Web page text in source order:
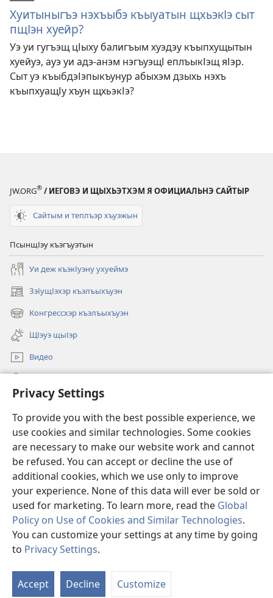
Privacy Settings
To provide you with the best possible experience, we
use cookies and similar technologies. Some cookies
are necessary to make our website work and cannot
be refused. You can accept or decline the use of
additional cookies, which we use only to improve
your experience. None of this data will ever be sold or
used for marketing. To learn more, read the Global
Policy on Use of Cookies and Similar Technologies.
You can customize your settings at any time by going
to Privacy Settings.
Accept Decline Customize
Хуитыныгъэ нэхъыбэ къыуатын щхьэкІэ сыт
пщІэн хуейр?
Уэ уи гугъэщ цІыху балигъым хуэдэу къыпхущытын
хуейуэ, ауэ уи адэ-анэм нэгъуэщІ еплъыкІэщ яІэр.
Сыт уэ къыбдэІэпыкъунур абыхэм дзыхь нэхъ
къыпхуащІу хъун щхьэкІэ?
JW.ORG® / ИЕГОВЭ И ЩЫХЬЭТХЭМ Я ОФИЦИАЛЬНЭ САЙТЫР
Сайтым и теплъэр хъуэжын
ПсынщІэу къэгъуэтын
Уи деж къэкІуэну ухуеймэ
ЗэІущІэхэр къэлъыхъуэн
(opens
new
window)
Конгрессхэр къэлъыхъуэн
(opens
new
window)
ЩІэуэ щыІэр
Видео
(opens
window)ХъумакІуэ чэщанэм и ОНЛАЙН-БИБЛИОТЕКЭР™
(opens
new
window)JW Hub ®
(opens
new
window)
Copyright© 2026 Watch Tower Bible and Tract Society of Pennsylvania.
КЪЫЗЭРЫБГЪЭСЭБЭПЫНУ УЗЭРЫХУИТЫР
ТЕУХУА ХАБЗЭР